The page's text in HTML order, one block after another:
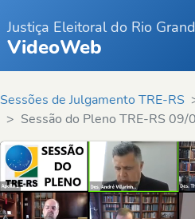
Justiça Eleitoral do Rio
VideoWeb
Sessões de Julgamento TRE-RS
Sessão do Pleno TRE-RS